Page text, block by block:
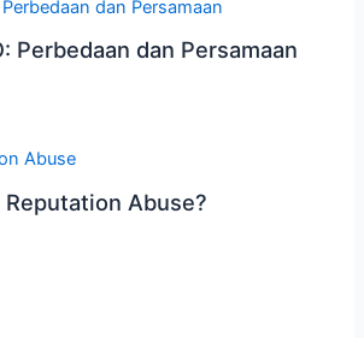
Perbedaan dan Persamaan
Abuse?